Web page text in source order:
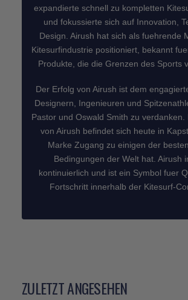
expandierte schnell zu kompletten
und fokussierte sich auf Innovation,
Design. Airush hat sich als fuehrende
Kitesurfindustrie positioniert, bekannt
Produkte, die die Grenzen des Sports
Der Erfolg von Airush ist dem
Designern, Ingenieuren und
Pastor und Oswald Smith zu verdanken.
von Airush befindet sich heute in
Marke Zugang zu einigen der
Bedingungen der Welt hat. Airush
kontinuierlich und ist ein Symbol fuer
Fortschritt innerhalb der Kitesurf-
ZULETZT ANGESEHEN